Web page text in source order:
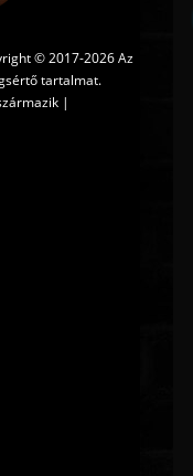
© 2017-2026 Az
tartalmat.
|